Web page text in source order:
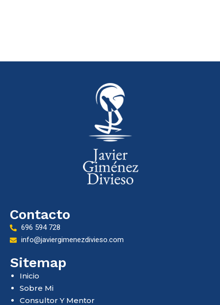
Contacto
696 594 728
info@javiergimenezdivieso.com
Sitemap
Inicio
Sobre Mi
Consultor Y Mentor